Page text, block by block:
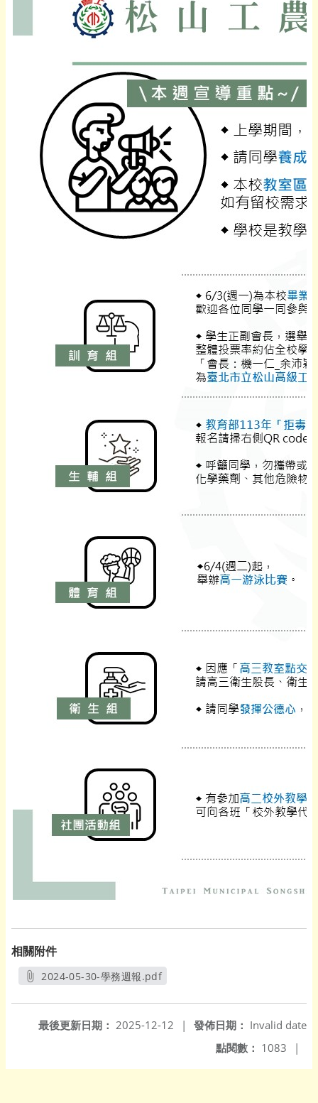
相關附件
2024-05-30-學務週報.pdf
發佈日期： Invalid date
最後更新日期： 2025-12-12
|
點閱數： 1083 |